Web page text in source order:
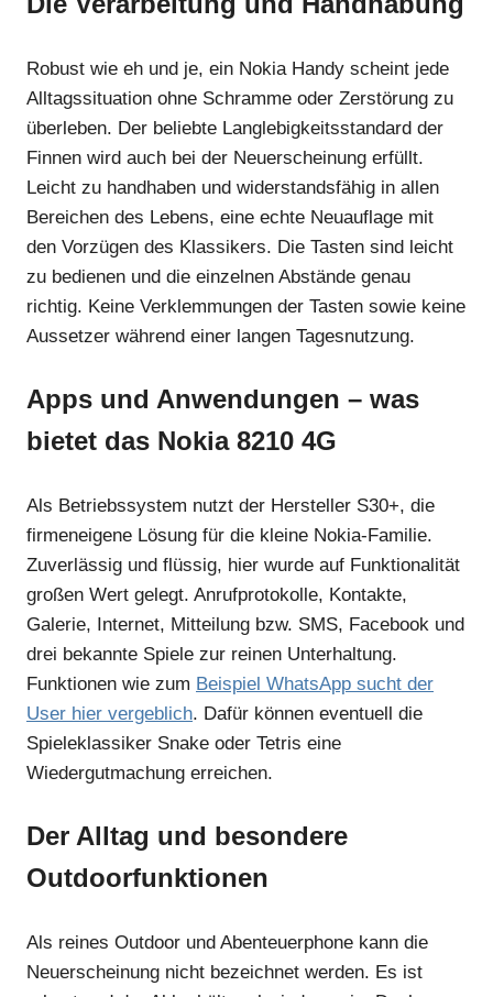
Robust wie eh und je, ein Nokia Handy scheint jede
Alltagssituation ohne Schramme oder Zerstörung zu
überleben. Der beliebte Langlebigkeitsstandard der
Finnen wird auch bei der Neuerscheinung erfüllt.
Leicht zu handhaben und widerstandsfähig in allen
Bereichen des Lebens, eine echte Neuauflage mit
den Vorzügen des Klassikers. Die Tasten sind leicht
zu bedienen und die einzelnen Abstände genau
richtig. Keine Verklemmungen der Tasten sowie keine
Aussetzer während einer langen Tagesnutzung.
Apps und Anwendungen – was
bietet das Nokia 8210 4G
Als Betriebssystem nutzt der Hersteller S30+, die
firmeneigene Lösung für die kleine Nokia-Familie.
Zuverlässig und flüssig, hier wurde auf Funktionalität
großen Wert gelegt. Anrufprotokolle, Kontakte,
Galerie, Internet, Mitteilung bzw. SMS, Facebook und
drei bekannte Spiele zur reinen Unterhaltung.
Funktionen wie zum Beispiel WhatsApp sucht der
User hier vergeblich. Dafür können eventuell die
Spieleklassiker Snake oder Tetris eine
Wiedergutmachung erreichen.
Der Alltag und besondere
Outdoorfunktionen
Als reines Outdoor und Abenteuerphone kann die
Neuerscheinung nicht bezeichnet werden. Es ist